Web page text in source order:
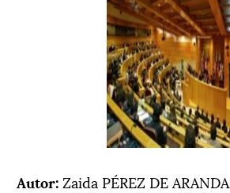
Autor: Zaida PÉREZ DE ARANDA